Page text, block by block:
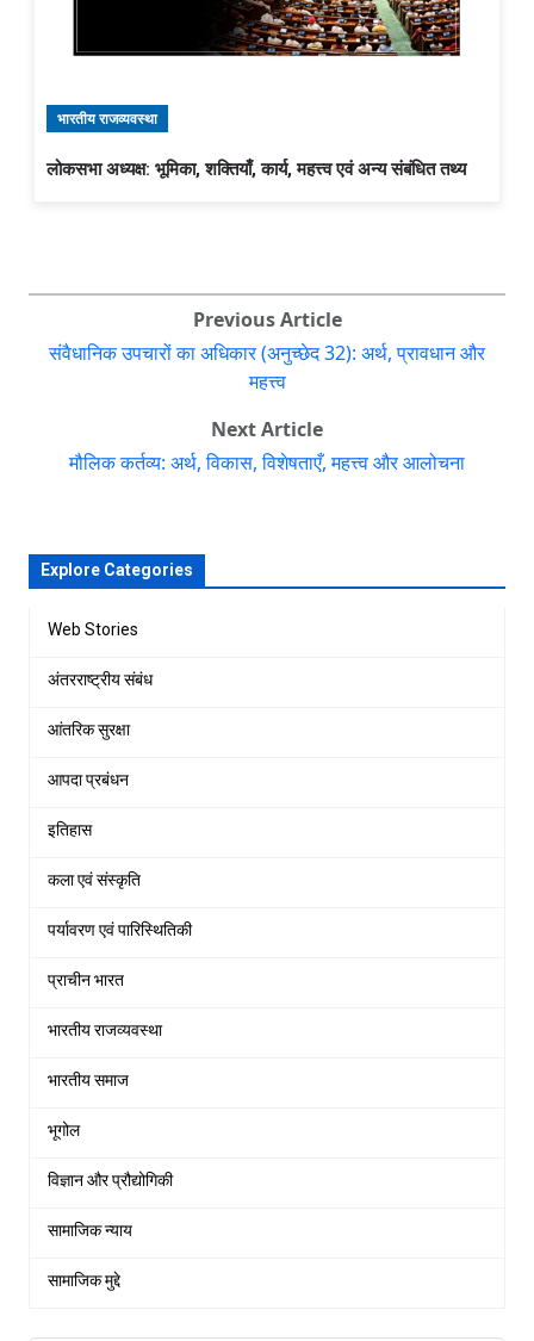
भारतीय राजव्यवस्था
लोकसभा अध्यक्ष: भूमिका, शक्तियाँ, कार्य, महत्त्व एवं अन्य संबंधित तथ्य
Previous Article
संवैधानिक उपचारों का अधिकार (अनुच्छेद 32): अर्थ, प्रावधान और
महत्त्व
Next Article
मौलिक कर्तव्य: अर्थ, विकास, विशेषताएँ, महत्त्व और आलोचना
Explore Categories
Web Stories
अंतरराष्ट्रीय संबंध
आंतरिक सुरक्षा
आपदा प्रबंधन
इतिहास
कला एवं संस्कृति
पर्यावरण एवं पारिस्थितिकी
प्राचीन भारत
भारतीय राजव्यवस्था
भारतीय समाज
भूगोल
विज्ञान और प्रौद्योगिकी
सामाजिक न्याय
सामाजिक मुद्दे